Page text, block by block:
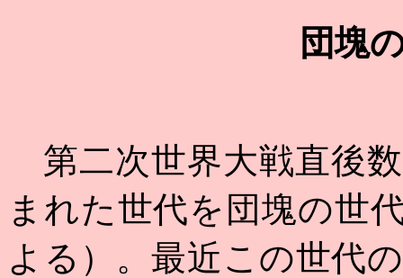
団塊
第二次世界大戦直後
まれた世代を団塊の世
よる）。最近この世代